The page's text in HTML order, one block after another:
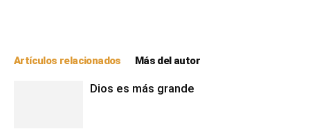
Artículos relacionados Más del autor
Dios es más grande